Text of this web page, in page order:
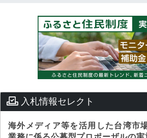
入札情報セレクト
海外メディア等を活用した台湾市